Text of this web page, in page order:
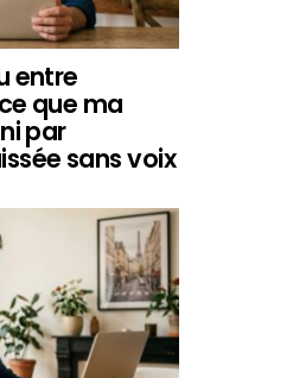
entre
que ma
par
sans voix